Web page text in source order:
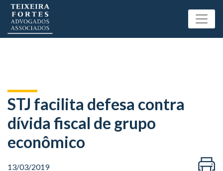
STJ facilita defesa contra
dívida fiscal de grupo
econômico
13/03/2019